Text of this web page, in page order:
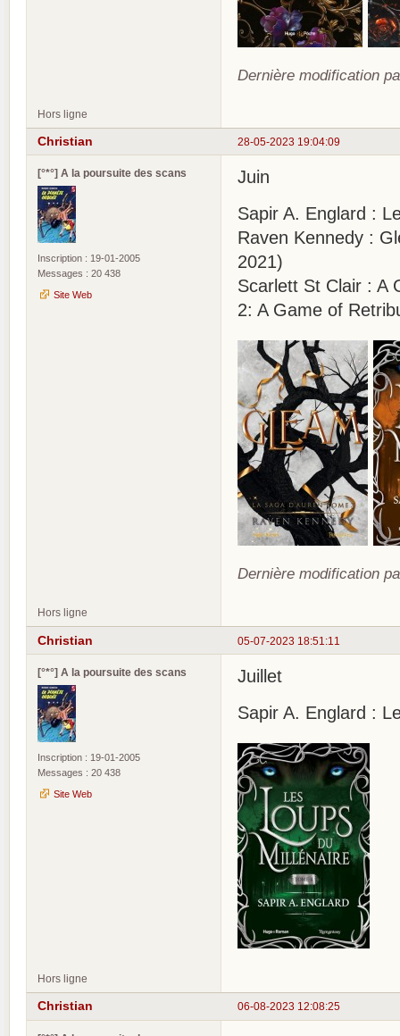
Dernière modification
Hors ligne
28-05-2023 19:04:09
Christian
[°*°] A la poursuite des scans
Inscription : 19-01-2005
Messages : 20 438
Site Web
Juin
Sapir A. Englard :
Raven Kennedy :
2021)
Scarlett St Clair : A
2: A Game of
Dernière modification
Hors ligne
05-07-2023 18:51:11
Christian
[°*°] A la poursuite des scans
Inscription : 19-01-2005
Messages : 20 438
Site Web
Juillet
Sapir A. Englard :
Hors ligne
06-08-2023 12:08:25
Christian